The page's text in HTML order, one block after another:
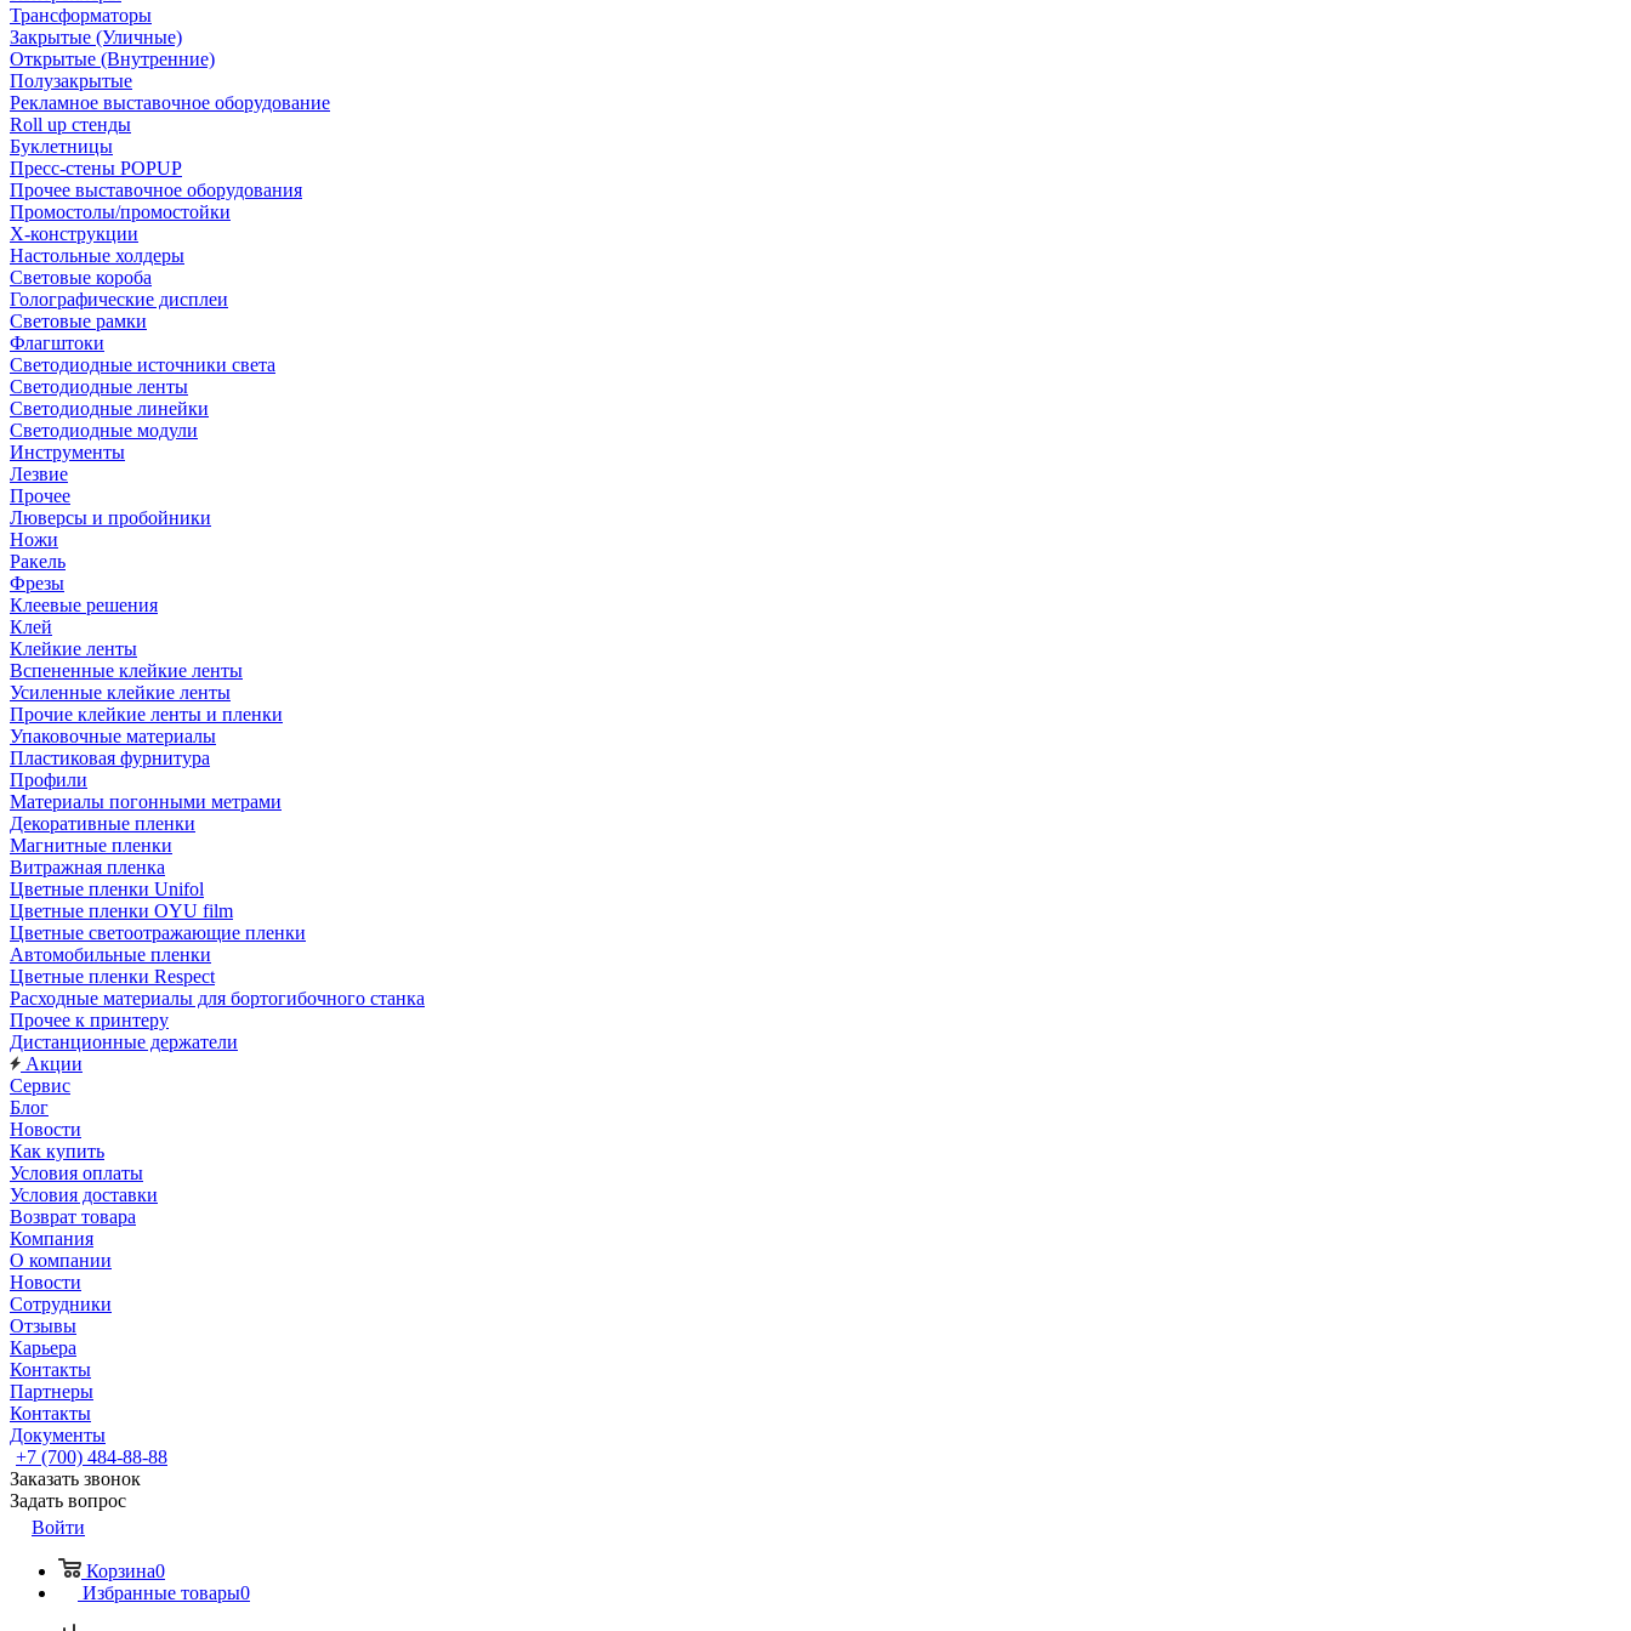
Трансформаторы
Закрытые (Уличные)
Открытые (Внутренние)
Полузакрытые
Рекламное выставочное оборудование
Roll up стенды
Буклетницы
Пресс-стены POPUP
Прочее выставочное оборудования
Промостолы/промостойки
Х-конструкции
Настольные холдеры
Световые короба
Голографические дисплеи
Световые рамки
Флагштоки
Светодиодные источники света
Светодиодные ленты
Светодиодные линейки
Светодиодные модули
Инструменты
Лезвие
Прочее
Люверсы и пробойники
Ножи
Ракель
Фрезы
Клеевые решения
Клей
Клейкие ленты
Вспененные клейкие ленты
Усиленные клейкие ленты
Прочие клейкие ленты и пленки
Упаковочные материалы
Пластиковая фурнитура
Профили
Материалы погонными метрами
Декоративные пленки
Магнитные пленки
Витражная пленка
Цветные пленки Unifol
Цветные пленки OYU film
Цветные светоотражающие пленки
Автомобильные пленки
Цветные пленки Respect
Расходные материалы для бортогибочного станка
Прочее к принтеру
Дистанционные держатели
Акции
Сервис
Блог
Новости
Как купить
Условия оплаты
Условия доставки
Возврат товара
Компания
О компании
Новости
Сотрудники
Отзывы
Карьера
Контакты
Партнеры
Контакты
Документы
+7 (700) 484-88-88
Заказать звонок
Задать вопрос
Войти
Корзина0
Избранные товары0